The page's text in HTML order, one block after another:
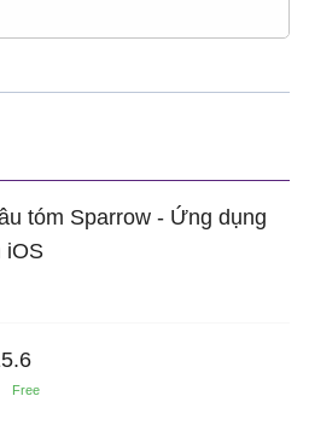
tóm Sparrow - Ứng dụng
iOS